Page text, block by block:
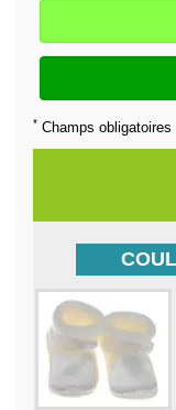
* Champs obligatoires